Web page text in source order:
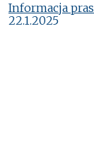
Informacja
22.1.2025